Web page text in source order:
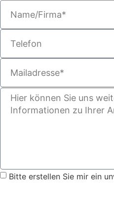
Bitte erstellen Sie mir ein